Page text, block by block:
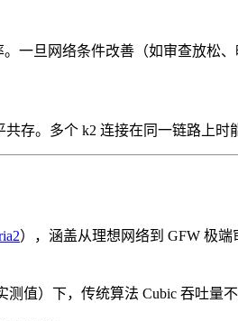
一旦网络条件改善（如审查放松
存。多个 k2 连接在同一链路上
），涵盖从理想网络到 GFW 极
测值）下，传统算法 Cubic 吞吐量